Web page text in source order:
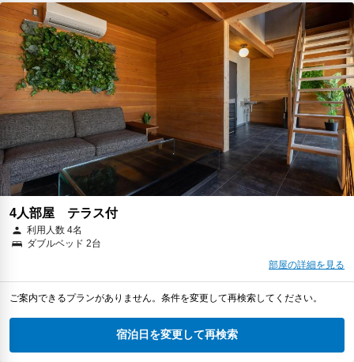
4人部屋 テラス付
利用人数 4名
ダブルベッド 2台
部屋の詳細を見る
ご案内できるプランがありません。条件を変更して再検索してください。
宿泊日を変更して再検索